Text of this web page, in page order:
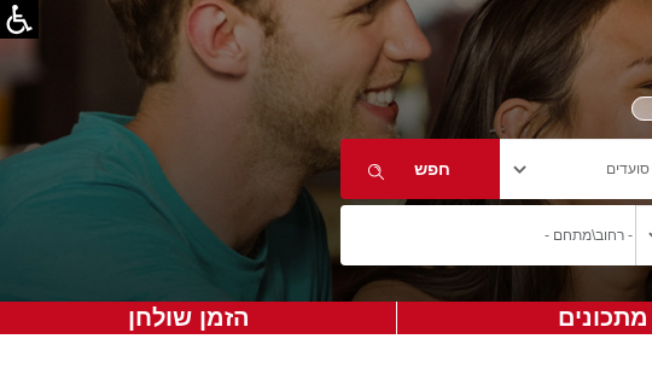
מתכונים הזמן שולחן